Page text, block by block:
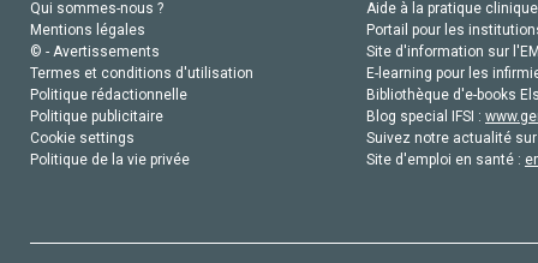
Qui sommes-nous ?
Mentions légales
© - Avertissements
Termes et conditions d'utilisation
Politique rédactionnelle
Politique publicitaire
Cookie settings
Politique de la vie privée
Aide à la pratique
Portail pour les
Site d'information sur
E-learning pour les
Bibliothèque d'e-books
Blog special IFSI :
Suivez notre actualité
Site d'emploi en santé :